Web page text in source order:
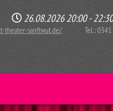
26.08.202620:00 -
theater-sanftwut.de/ Tel.: